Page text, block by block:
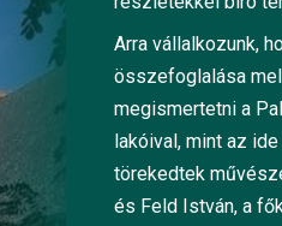
Arra vállalkozunk,
összefoglalása
megismertetni a
lakóival, mint az
törekedtek
és Feld István, a